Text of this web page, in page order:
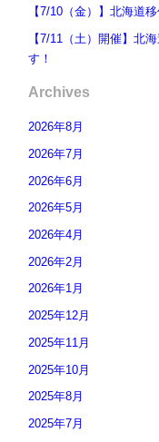
【7/10（金）】北海道
【7/11（土）開催】北
す！
Archives
2026年8月
2026年7月
2026年6月
2026年5月
2026年4月
2026年2月
2026年1月
2025年12月
2025年11月
2025年10月
2025年8月
2025年7月